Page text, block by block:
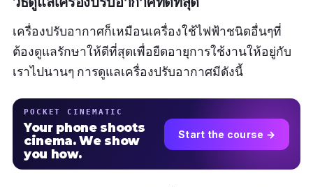
เครื่องปรับอากาศก็เหมือนเครื่องใช้ไฟฟ้าชนิดอื่นๆที่
ต้องดูแลรักษาให้ดีที่สุดเพื่อยืดอายุการใช้งานให้อยู่กับ
เราไปนานๆ การดูแลเครื่องปรับอากาศมีดังนี้
POCKET CINEMATIC
Your phone shoots
cinema. We show
you how.
Start the course →